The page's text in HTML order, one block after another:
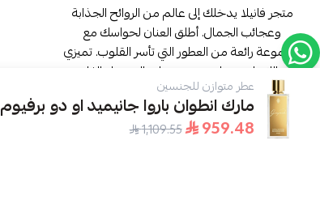
عطر متوازن للجنسين
مارك انطوان باروا جانيميد او دو برفيوم 100مل
959.48
1,109.55
متجر فانيلا يدخلك إلى عالم من الروائح الجذابة
وعجائب الجمال. أطلق العنان لحواسك مع
مجموعة رائعة من العطور التي تأسر القلوب. تميزي
بجمالك باستخدام مستحضرات التجميل الفاخرة.
انظم لاسرتنا الان